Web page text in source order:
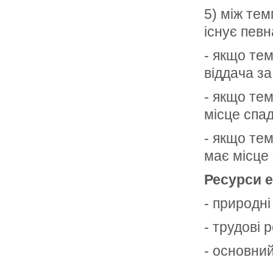
5) між
існує
- якщо
віддача
- якщо
місце
- якщо
має місце
Ресурси
-
- трудові
-